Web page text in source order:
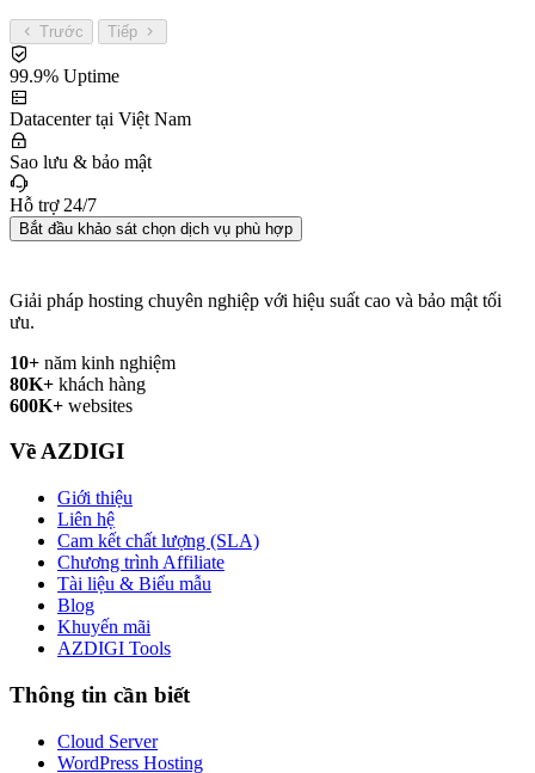
Trước Tiếp
99.9% Uptime
Datacenter tại Việt Nam
Sao lưu & bảo mật
Hỗ trợ 24/7
Bắt đầu khảo sát chọn dịch vụ phù hợp
Giải pháp hosting chuyên nghiệp với hiệu suất cao và bảo mật tối
ưu.
10+ năm kinh nghiệm
80K+ khách hàng
600K+ websites
Về AZDIGI
Giới thiệu
Liên hệ
Cam kết chất lượng (SLA)
Chương trình Affiliate
Tài liệu & Biểu mẫu
Blog
Khuyến mãi
AZDIGI Tools
Thông tin cần biết
Cloud Server
WordPress Hosting